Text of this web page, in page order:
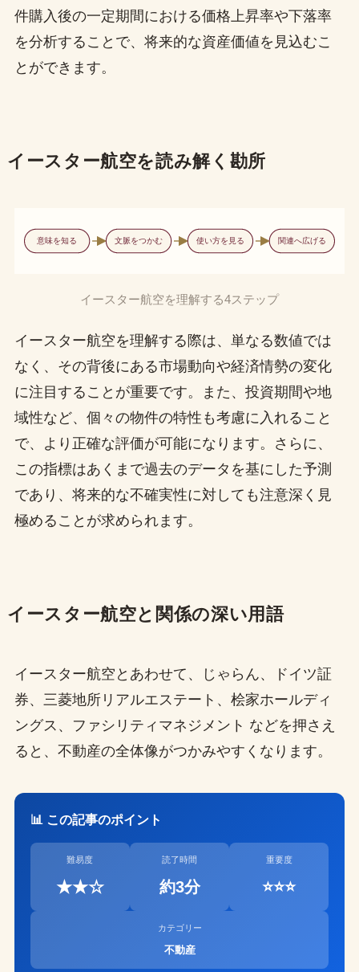
件購入後の一定期間における価格上昇率や下落率
を分析することで、将来的な資産価値を見込むこ
とができます。
イースター航空を読み解く勘所
意味を知る 文脈をつかむ 使い方を見る 関連へ広げる
イースター航空を理解する4ステップ
イースター航空を理解する際は、単なる数値では
なく、その背後にある市場動向や経済情勢の変化
に注目することが重要です。また、投資期間や地
域性など、個々の物件の特性も考慮に入れること
で、より正確な評価が可能になります。さらに、
この指標はあくまで過去のデータを基にした予測
であり、将来的な不確実性に対しても注意深く見
極めることが求められます。
イースター航空と関係の深い用語
イースター航空とあわせて、じゃらん、ドイツ証
券、三菱地所リアルエステート、桧家ホールディ
ングス、ファシリティマネジメント などを押さえ
ると、不動産の全体像がつかみやすくなります。
📊 この記事のポイント
難易度
★★☆
読了時間
約3分
重要度
⭐⭐⭐
カテゴリー
不動産